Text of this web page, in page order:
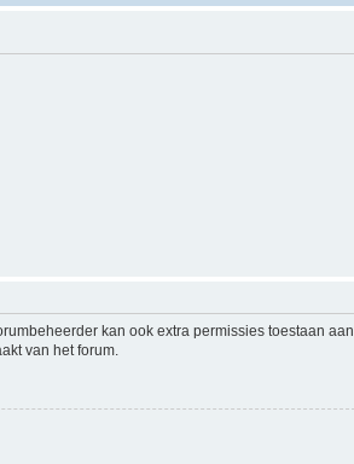
kan ook extra permissies toestaan aan
van het forum.